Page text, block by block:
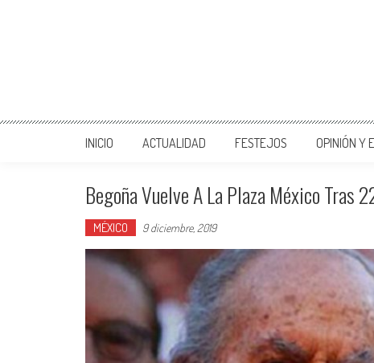
INICIO ACTUALIDAD FESTEJOS OPINIÓN Y
Begoña Vuelve A La Plaza México Tras
MÉXICO 9 diciembre, 2019